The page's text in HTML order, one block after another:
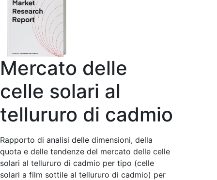
Mercato delle
celle solari al
tellururo di cadmio
Rapporto di analisi delle dimensioni, della
quota e delle tendenze del mercato delle celle
solari al tellururo di cadmio per tipo (celle
solari a film sottile al tellururo di cadmio) per